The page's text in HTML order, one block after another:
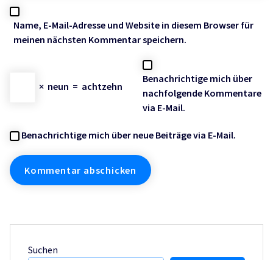
Name, E-Mail-Adresse und Website in diesem Browser für
meinen nächsten Kommentar speichern.
× neun = achtzehn
Benachrichtige mich über
nachfolgende Kommentare
via E-Mail.
Benachrichtige mich über neue Beiträge via E-Mail.
Suchen